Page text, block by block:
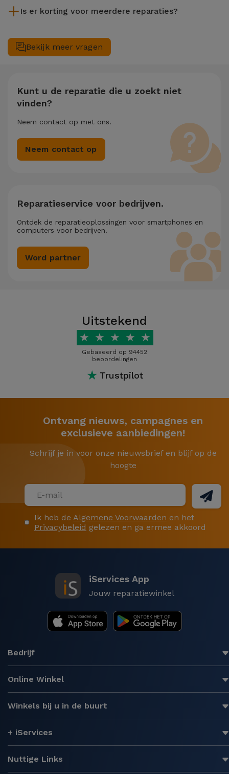
wacht, is het altijd aanbevolen om een back-up te maken. De
Is er korting voor meerdere reparaties?
onderhoud van uw toestel. Mocht uw Google Pixel 4 Pixel 4
twee of meer technische interventies gelijktijdig nodig
Bekijk meer vragen
Kunt u de reparatie die u zoekt niet
vinden?
Neem contact op met ons.
Neem contact op
Reparatieservice voor bedrijven.
Ontdek de reparatieoplossingen voor smartphones en
computers voor bedrijven.
Word partner
Uitstekend
★ ★ ★ ★ ★
Gebaseerd op 94452
beoordelingen
★ Trustpilot
Ontvang nieuws, campagnes en
exclusieve aanbiedingen!
Schrijf je in voor onze nieuwsbrief en blijf op de
hoogte
Ik heb de Algemene Voorwaarden en het
Privacybeleid gelezen en ga ermee akkoord
iServices App
Jouw reparatiewinkel
Bedrijf
Online Winkel
Winkels bij u in de buurt
+ iServices
Nuttige Links